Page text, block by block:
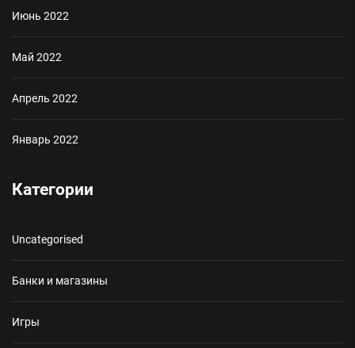
Июнь 2022
Май 2022
Апрель 2022
Январь 2022
Категории
Uncategorised
Банки и магазины
Игры